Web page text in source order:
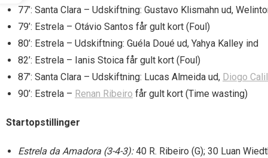
77’: Santa Clara – Udskiftning: Gustavo Klismahn ud,
79’: Estrela – Otávio Santos får gult kort (Foul)
80’: Estrela – Udskiftning: Guéla Doué ud, Yahya Kalley ind
82’: Estrela – Ianis Stoica får gult kort (Foul)
87’: Santa Clara – Udskiftning: Lucas Almeida ud, Diogo
90’: Estrela – Renan Ribeiro får gult kort (Time wasting)
Startopstillinger
Estrela da Amadora (3-4-3):40 R. Ribeiro (G); 30 Luan